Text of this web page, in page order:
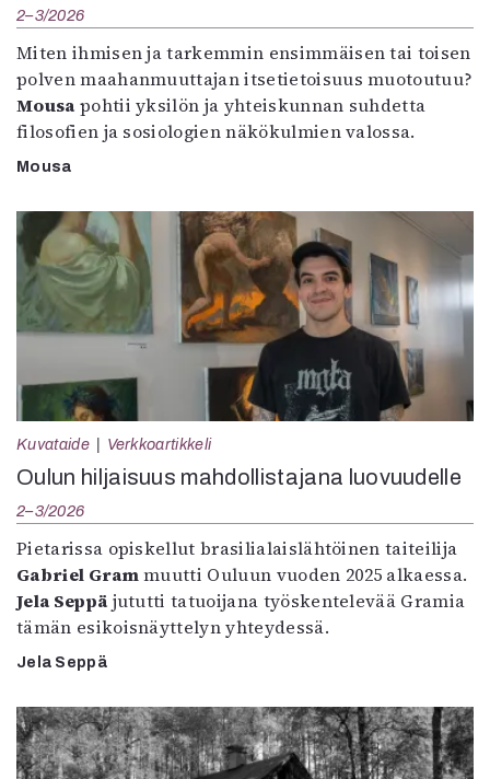
2–3/2026
Miten ihmisen ja tarkemmin ensimmäisen tai toisen
polven maahanmuuttajan itsetietoisuus muotoutuu?
Mousa pohtii yksilön ja yhteiskunnan suhdetta
filosofien ja sosiologien näkökulmien valossa.
Mousa
Kuvataide Verkkoartikkeli
Oulun hiljaisuus mahdollistajana luovuudelle
2–3/2026
Pietarissa opiskellut brasilialaislähtöinen taiteilija
Gabriel Grammuutti Ouluun vuoden 2025 alkaessa.
Jela Seppä jututti tatuoijana työskentelevää Gramia
tämän esikoisnäyttelyn yhteydessä.
Jela Seppä